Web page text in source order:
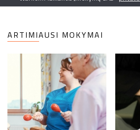
ARTIMIAUSI MOKYMAI